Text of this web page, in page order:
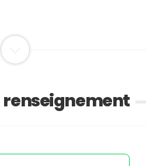
renseignement